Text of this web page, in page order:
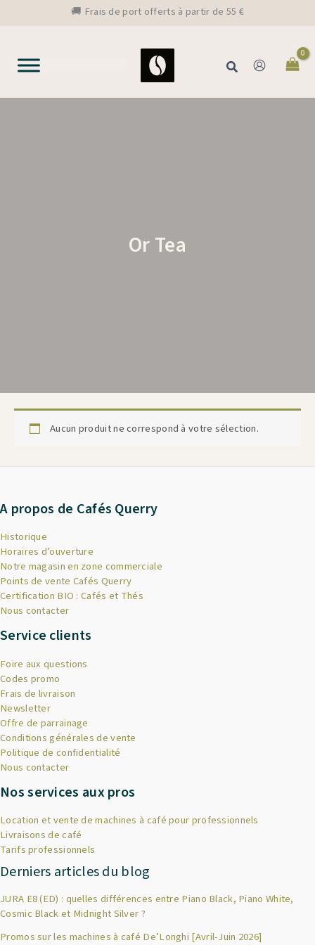
🚚 Frais de port offerts à partir de 55 €
Rechercher
Or Tea
Aucun produit ne correspond à votre sélection.
A propos de Cafés Querry
Historique
Horaires d’ouverture
Notre magasin en zone commerciale
Points de vente Cafés Querry
Certification BIO : Cafés et Thés
Nous contacter
Service clients
Foire aux questions
Codes promo
Frais de livraison
Newsletter
Offre de parrainage
Conditions générales de vente
Politique de confidentialité
Nous contacter
Nos services aux pros
Location et vente de machines à café pour professionnels
Livraisons de café
Tarifs professionnels
Derniers articles du blog
JURA E8 (ED) : quelles différences entre Piano Black, Piano White,
Cosmic Black et Midnight Silver ?
Promos sur les machines à café De’Longhi [Avril-Juin 2026]